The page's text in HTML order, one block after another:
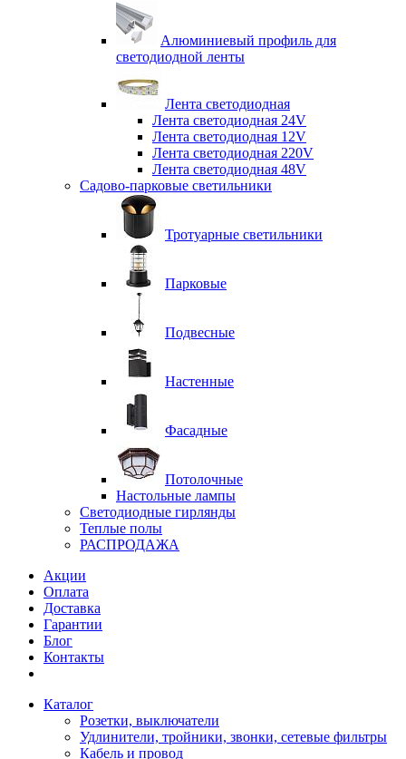
Алюминиевый профиль для
светодиодной ленты
Лента светодиодная
Лента светодиодная 24V
Лента светодиодная 12V
Лента светодиодная 220V
Лента светодиодная 48V
Садово-парковые светильники
Тротуарные светильники
Парковые
Подвесные
Настенные
Фасадные
Потолочные
Настольные лампы
Светодиодные гирлянды
Теплые полы
РАСПРОДАЖА
Акции
Оплата
Доставка
Гарантии
Блог
Контакты
Каталог
Розетки, выключатели
Удлинители, тройники, звонки, сетевые фильтры
Кабель и провод